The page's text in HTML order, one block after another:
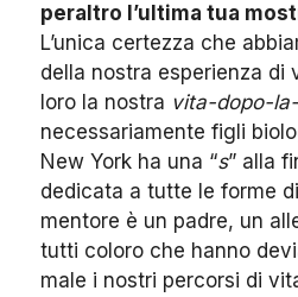
peraltro l’ultima tua
L’unica certezza che
della nostra esperienza di
loro la nostra vita-dopo-
necessariamente figli
New York ha una “s” alla
dedicata a tutte le forme
mentore è un padre, un
tutti coloro che hanno
male i nostri percorsi di